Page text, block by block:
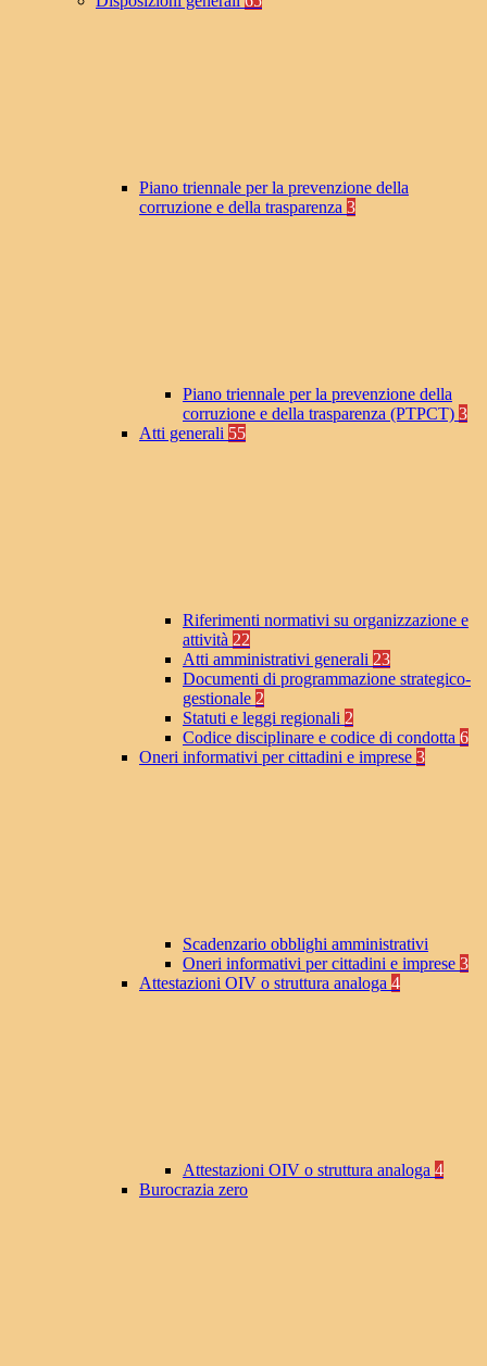
Piano triennale per la prevenzione della
corruzione e della trasparenza 3
Piano triennale per la prevenzione della
corruzione e della trasparenza (PTPCT) 3
Atti generali 55
Riferimenti normativi su organizzazione e
attività 22
Atti amministrativi generali 23
Documenti di programmazione strategico-
gestionale 2
Statuti e leggi regionali 2
Codice disciplinare e codice di condotta 6
Oneri informativi per cittadini e imprese 3
Scadenzario obblighi amministrativi
Oneri informativi per cittadini e imprese 3
Attestazioni OIV o struttura analoga 4
Attestazioni OIV o struttura analoga 4
Burocrazia zero